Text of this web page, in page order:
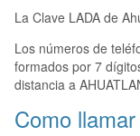
La Clave LADA de
Los números de
formados por 7
distancia a
Como